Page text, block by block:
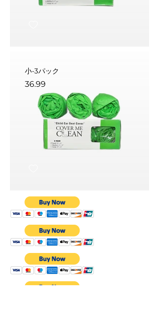
小-3パック
36.99